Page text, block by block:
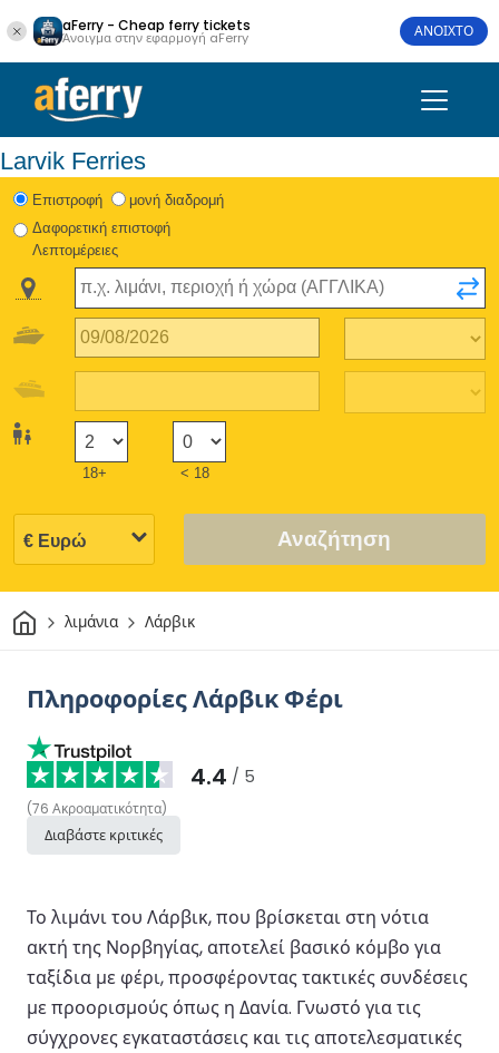
aFerry - Cheap ferry tickets
Άνοιγμα στην εφαρμογή aFerry ΑΝΟΙΧΤΟ
Larvik Ferries
Eπιστροφή
μονή διαδρομή
Δαφορετική επιστοφή
Λεπτομέρειες
18+ < 18
Αναζήτηση
Σπίτιλιμάνια Λάρβικ
Πληροφορίες Λάρβικ Φέρι
4.4 / 5
(76 Ακροαματικότητα)
Διαβάστε κριτικές
Το λιμάνι του Λάρβικ, που βρίσκεται στη νότια
ακτή της Νορβηγίας, αποτελεί βασικό κόμβο για
ταξίδια με φέρι, προσφέροντας τακτικές συνδέσεις
με προορισμούς όπως η Δανία. Γνωστό για τις
σύγχρονες εγκαταστάσεις και τις αποτελεσματικές